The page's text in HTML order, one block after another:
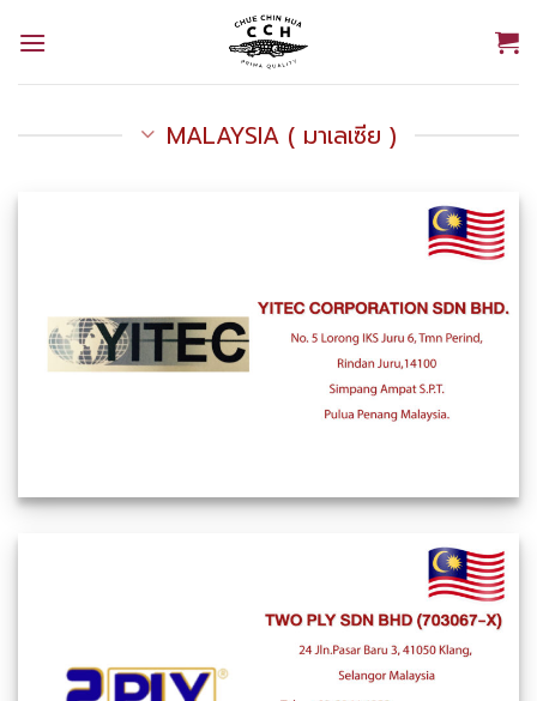
MALAYSIA ( มาเลเซีย )